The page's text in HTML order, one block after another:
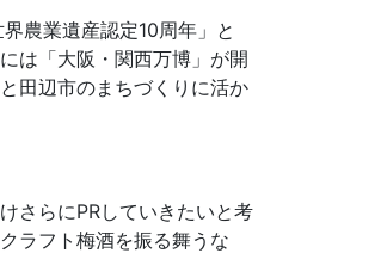
農業遺産認定10周年」と
は「大阪・関西万博」が開
田辺市のまちづくりに活か
さらにPRしていきたいと考
ラフト梅酒を振る舞うな